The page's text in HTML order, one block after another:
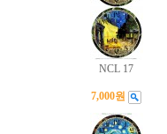
NCL 17
7,000원